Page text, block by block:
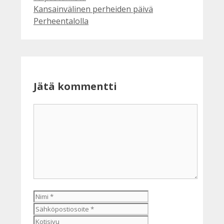
Kansainvälinen perheiden päivä
Perheentalolla
Jätä kommentti
Nimi